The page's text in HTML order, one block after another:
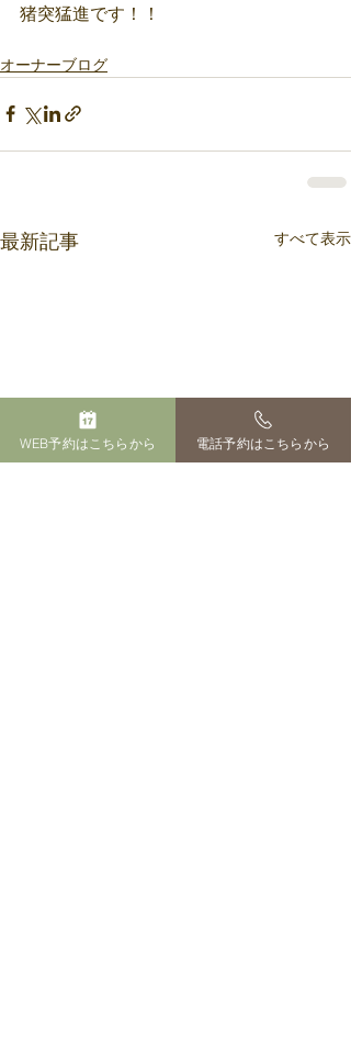
猪突猛進です！！
オーナーブログ
最新記事 すべて表示
WEB予約はこちらから 電話予約はこちらから